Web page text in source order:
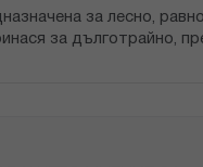
за лесно,
за дълготрайно,